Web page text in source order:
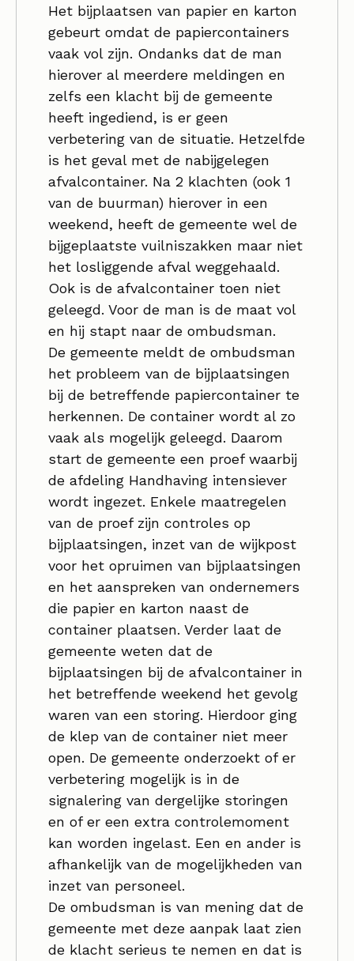
Het bijplaatsen van papier en karton
gebeurt omdat de papiercontainers
vaak vol zijn. Ondanks dat de man
hierover al meerdere meldingen en
zelfs een klacht bij de gemeente
heeft ingediend, is er geen
verbetering van de situatie. Hetzelfde
is het geval met de nabijgelegen
afvalcontainer. Na 2 klachten (ook 1
van de buurman) hierover in een
weekend, heeft de gemeente wel de
bijgeplaatste vuilniszakken maar niet
het losliggende afval weggehaald.
Ook is de afvalcontainer toen niet
geleegd. Voor de man is de maat vol
en hij stapt naar de ombudsman.
De gemeente meldt de ombudsman
het probleem van de bijplaatsingen
bij de betreffende papiercontainer te
herkennen. De container wordt al zo
vaak als mogelijk geleegd. Daarom
start de gemeente een proef waarbij
de afdeling Handhaving intensiever
wordt ingezet. Enkele maatregelen
van de proef zijn controles op
bijplaatsingen, inzet van de wijkpost
voor het opruimen van bijplaatsingen
en het aanspreken van ondernemers
die papier en karton naast de
container plaatsen. Verder laat de
gemeente weten dat de
bijplaatsingen bij de afvalcontainer in
het betreffende weekend het gevolg
waren van een storing. Hierdoor ging
de klep van de container niet meer
open. De gemeente onderzoekt of er
verbetering mogelijk is in de
signalering van dergelijke storingen
en of er een extra controlemoment
kan worden ingelast. Een en ander is
afhankelijk van de mogelijkheden van
inzet van personeel.
De ombudsman is van mening dat de
gemeente met deze aanpak laat zien
de klacht serieus te nemen en dat is